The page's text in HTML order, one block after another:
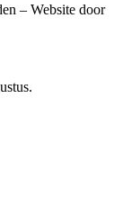
– Website door